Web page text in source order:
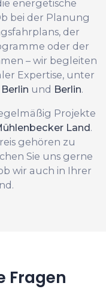
energetische
bei der Planung
der
oder der
– wir begleiten
Expertise, unter
und Berlin.
Projekte
Land.
gehören zu
Sie uns gerne
wir auch in Ihrer
Fragen